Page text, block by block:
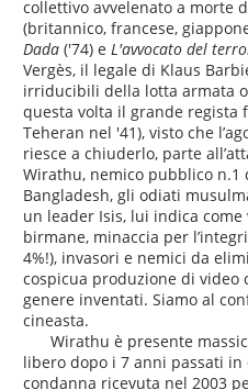
collettivo avvelenato a morte
(britannico, francese,
Dada('74) eL'avvocato del
Vergès, il legale di Klaus
irriducibili della lotta armata
questa volta il grande regista
Teheran nel '41), visto che
riesce a chiuderlo, parte
Wirathu, nemico pubblico
Bangladesh, gli odiati
un leader Isis, lui indica
birmane, minaccia per
4%!), invasori e nemici da
cospicua produzione di
genere inventati. Siamo al
cineasta.
Wirathu è presente
libero dopo i 7 anni passati in
condanna ricevuta nel 2003